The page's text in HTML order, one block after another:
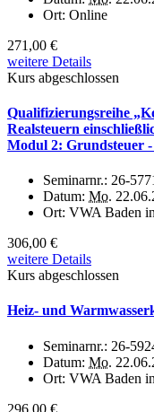
Ort: Online
271,00 €
weitere Details
Kurs abgeschlossen
Qualifizierungsreihe
Realsteuern
Modul 2: Grundsteuer
Seminarnr.: 26-
Datum: Mo.
Ort: VWA Baden
306,00 €
weitere Details
Kurs abgeschlossen
Heiz- und
Seminarnr.: 26-
Datum: Mo.
Ort: VWA Baden
296,00 €